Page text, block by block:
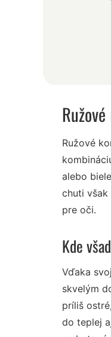
Ružové
alebo
chuti však
pre oči.
Kde
Vďaka
skvelým
príliš
do teplej